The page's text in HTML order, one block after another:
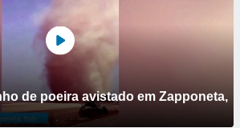
de poeira avistado em Zapponeta,